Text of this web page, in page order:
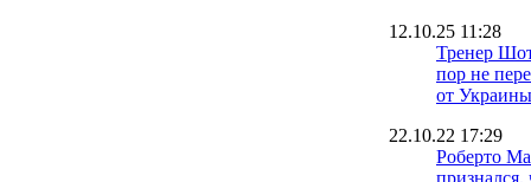
12.10.25 11:28
Тренер
пор не
от Украины
22.10.22 17:29
Роберто